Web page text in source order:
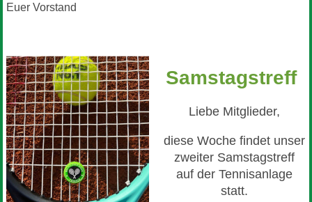
Euer Vorstand
Samstagstreff
Liebe Mitglieder,
diese Woche findet unser
zweiter Samstagstreff
auf der Tennisanlage
statt.